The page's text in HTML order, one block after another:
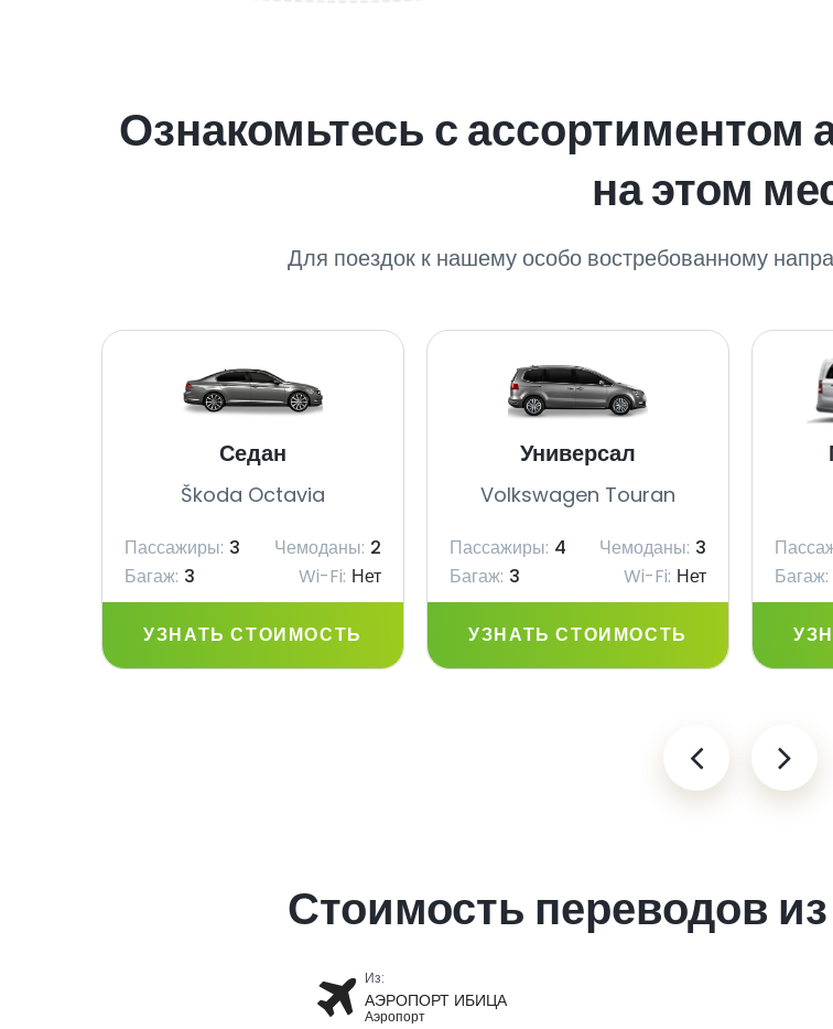
Ознакомьтесь с
на этом
Для поездок к нашему особо востребованному
Седан
Škoda Octavia
Пассажиры: 3 Чемоданы: 2
Багаж: 3 Wi-Fi: Нет
УЗНАТЬ СТОИМОСТЬ
Универсал
Volkswagen Touran
Пассажиры: 4 Чемоданы: 3
Багаж: 3 Wi-Fi: Нет
УЗНАТЬ СТОИМОСТЬ
Багаж:
Стоимость переводов
Из:
АЭРОПОРТ ИБИЦА
Аэропорт